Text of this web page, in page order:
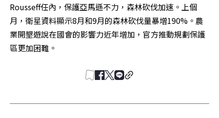
Rousseff任內，保護亞馬遜不力，森林砍伐加速。上個
月，衛星資料顯示8月和9月的森林砍伐量暴增190%。農
業開墾遊說在國會的影響力近年增加，官方推動規劃保護
區更加困難。